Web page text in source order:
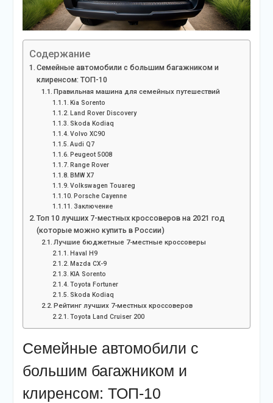
Содержание
Семейные автомобили с большим багажником и
клиренсом: ТОП-10
Правильная машина для семейных путешествий
Kia Sorento
Land Rover Discovery
Skoda Kodiaq
Volvo XC90
Audi Q7
Peugeot 5008
Range Rover
BMW X7
Volkswagen Touareg
Porsche Cayenne
Заключение
Топ 10 лучших 7-местных кроссоверов на 2021 год
(которые можно купить в России)
Лучшие бюджетные 7-местные кроссоверы
Haval H9
Mazda CX-9
KIA Sorento
Toyota Fortuner
Skoda Kodiaq
Рейтинг лучших 7-местных кроссоверов
Toyota Land Cruiser 200
Семейные автомобили с
большим багажником и
клиренсом: ТОП-10